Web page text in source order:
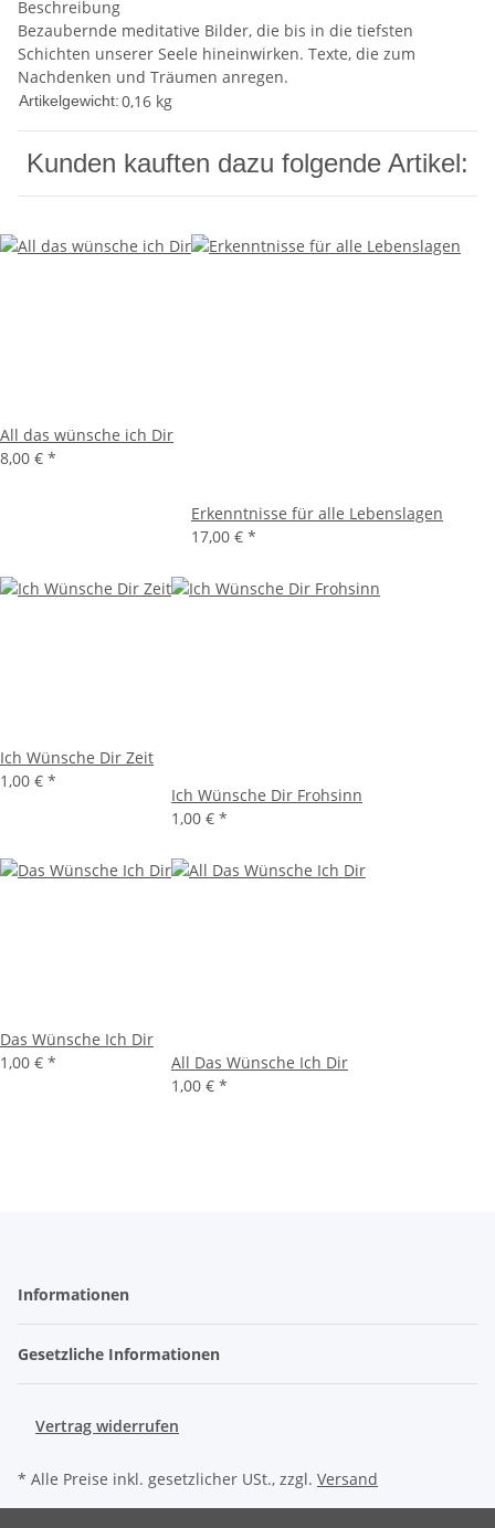
Beschreibung
Bezaubernde meditative Bilder, die bis in die tiefsten
Schichten unserer Seele hineinwirken. Texte, die zum
Nachdenken und Träumen anregen.
Artikelgewicht:0,16 kg
Kunden kauften dazu folgende Artikel:
All das wünsche ich Dir
8,00 € *
Erkenntnisse für alle Lebenslagen
17,00 € *
Ich Wünsche Dir Zeit
1,00 € *
Ich Wünsche Dir Frohsinn
1,00 € *
Das Wünsche Ich Dir
1,00 € *
All Das Wünsche Ich Dir
1,00 € *
Informationen
Gesetzliche Informationen
Vertrag widerrufen
* Alle Preise inkl. gesetzlicher USt., zzgl. Versand